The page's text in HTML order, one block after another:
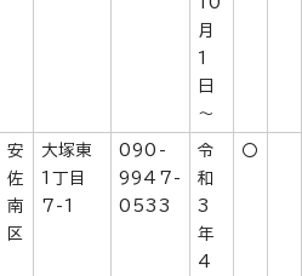
月
1
日
～
安
佐
南
区
大塚東
1丁目
7-1
090-
9947-
0533
令
和
3
年
4
〇